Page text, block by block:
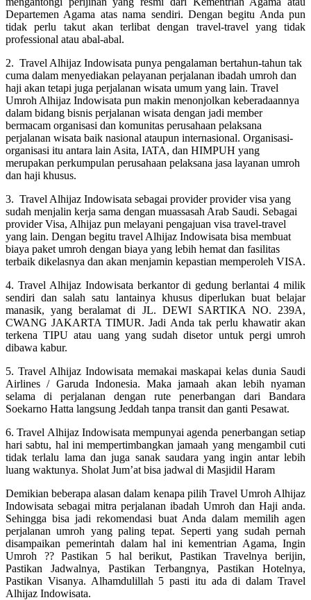
Departemen Agama atas nama sendiri. Dengan begitu Anda pun
tidak perlu takut akan terlibat dengan travel-travel yang tidak
professional atau abal-abal.
2. Travel Alhijaz Indowisata punya pengalaman bertahun-tahun tak
cuma dalam menyediakan pelayanan perjalanan ibadah umroh dan
haji akan tetapi juga perjalanan wisata umum yang lain. Travel
Umroh Alhijaz Indowisata pun makin menonjolkan keberadaannya
dalam bidang bisnis perjalanan wisata dengan jadi member
bermacam organisasi dan komunitas perusahaan pelaksana
perjalanan wisata baik nasional ataupun internasional. Organisasi-
organisasi itu antara lain Asita, IATA, dan HIMPUH yang
merupakan perkumpulan perusahaan pelaksana jasa layanan umroh
dan haji khusus.
3. Travel Alhijaz Indowisata sebagai provider provider visa yang
sudah menjalin kerja sama dengan muassasah Arab Saudi. Sebagai
provider Visa, Alhijaz pun melayani pengajuan visa travel-travel
yang lain. Dengan begitu travel Alhijaz Indowisata bisa membuat
biaya paket umroh dengan biaya yang lebih hemat dan fasilitas
terbaik dikelasnya dan akan menjamin kepastian memperoleh VISA.
4. Travel Alhijaz Indowisata berkantor di gedung berlantai 4 milik
sendiri dan salah satu lantainya khusus diperlukan buat belajar
manasik, yang beralamat di JL. DEWI SARTIKA NO. 239A,
CWANG JAKARTA TIMUR. Jadi Anda tak perlu khawatir akan
terkena TIPU atau uang yang sudah disetor untuk pergi umroh
dibawa kabur.
5. Travel Alhijaz Indowisata memakai maskapai kelas dunia Saudi
Airlines / Garuda Indonesia. Maka jamaah akan lebih nyaman
selama di perjalanan dengan rute penerbangan dari Bandara
Soekarno Hatta langsung Jeddah tanpa transit dan ganti Pesawat.
6. Travel Alhijaz Indowisata mempunyai agenda penerbangan setiap
hari sabtu, hal ini mempertimbangkan jamaah yang mengambil cuti
tidak terlalu lama dan juga sanak saudara yang ingin antar lebih
luang waktunya. Sholat Jum’at bisa jadwal di Masjidil Haram
Demikian beberapa alasan dalam kenapa pilih Travel Umroh Alhijaz
Indowisata sebagai mitra perjalanan ibadah Umroh dan Haji anda.
Sehingga bisa jadi rekomendasi buat Anda dalam memilih agen
perjalanan umroh yang paling tepat. Seperti yang sudah pernah
disampaikan pemerintah dalam hal ini kementrian Agama, Ingin
Umroh ?? Pastikan 5 hal berikut, Pastikan Travelnya berijin,
Pastikan Jadwalnya, Pastikan Terbangnya, Pastikan Hotelnya,
Pastikan Visanya. Alhamdulillah 5 pasti itu ada di dalam Travel
Alhijaz Indowisata.